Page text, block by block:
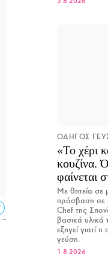
ΟΔΗΓΟΣ
«Το χέρι
κουζίνα.
φαίνεται
Με θητεία σε
πρόσβαση σε
Chef της
βασικά υλικά
εξηγεί γιατί
γεύση.
1.8.2026